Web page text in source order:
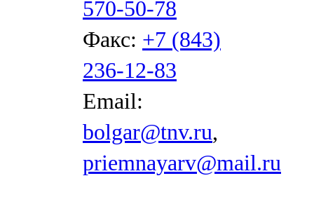
570-50-78
Факс: +7 (843)
236-12-83
Email:
bolgar@tnv.ru,
priemnayarv@mail.ru